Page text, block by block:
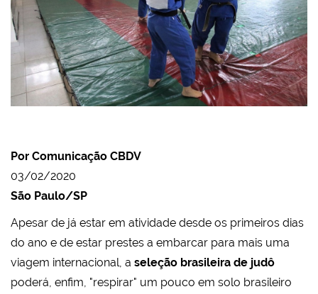
Por Comunicação CBDV
03/02/2020
São Paulo/SP
Apesar de já estar em atividade desde os primeiros dias
do ano e de estar prestes a embarcar para mais uma
viagem internacional, a seleção brasileira de judô
poderá, enfim, "respirar" um pouco em solo brasileiro